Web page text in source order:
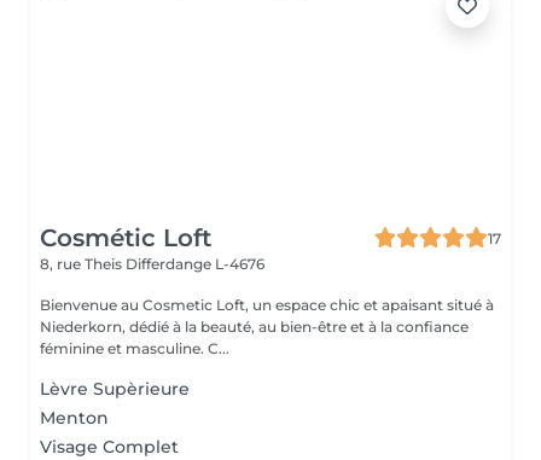
Cosmétic Loft
17
8, rue Theis Differdange L-4676
Bienvenue au Cosmetic Loft, un espace chic et apaisant situé à
Niederkorn, dédié à la beauté, au bien-être et à la confiance
féminine et masculine. C...
Lèvre Supèrieure
Menton
Visage Complet